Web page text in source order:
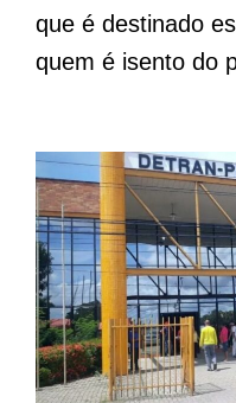
que é destinado
quem é isento do